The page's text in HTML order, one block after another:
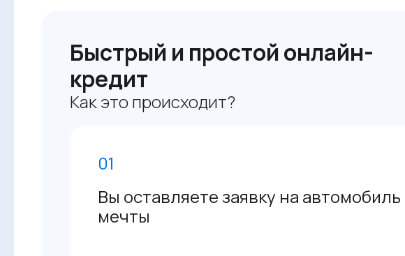
Быстрый и простой онлайн-
кредит
Как это происходит?
01
Вы оставляете заявку на автомобиль
мечты